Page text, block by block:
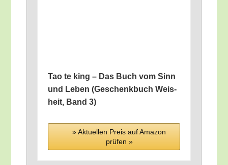
Tao te king – Das Buch vom Sinn
und Leben (Geschenk­buch Weis­
heit, Band 3)
» Aktu­el­len Preis auf Ama­zon
prü­fen »